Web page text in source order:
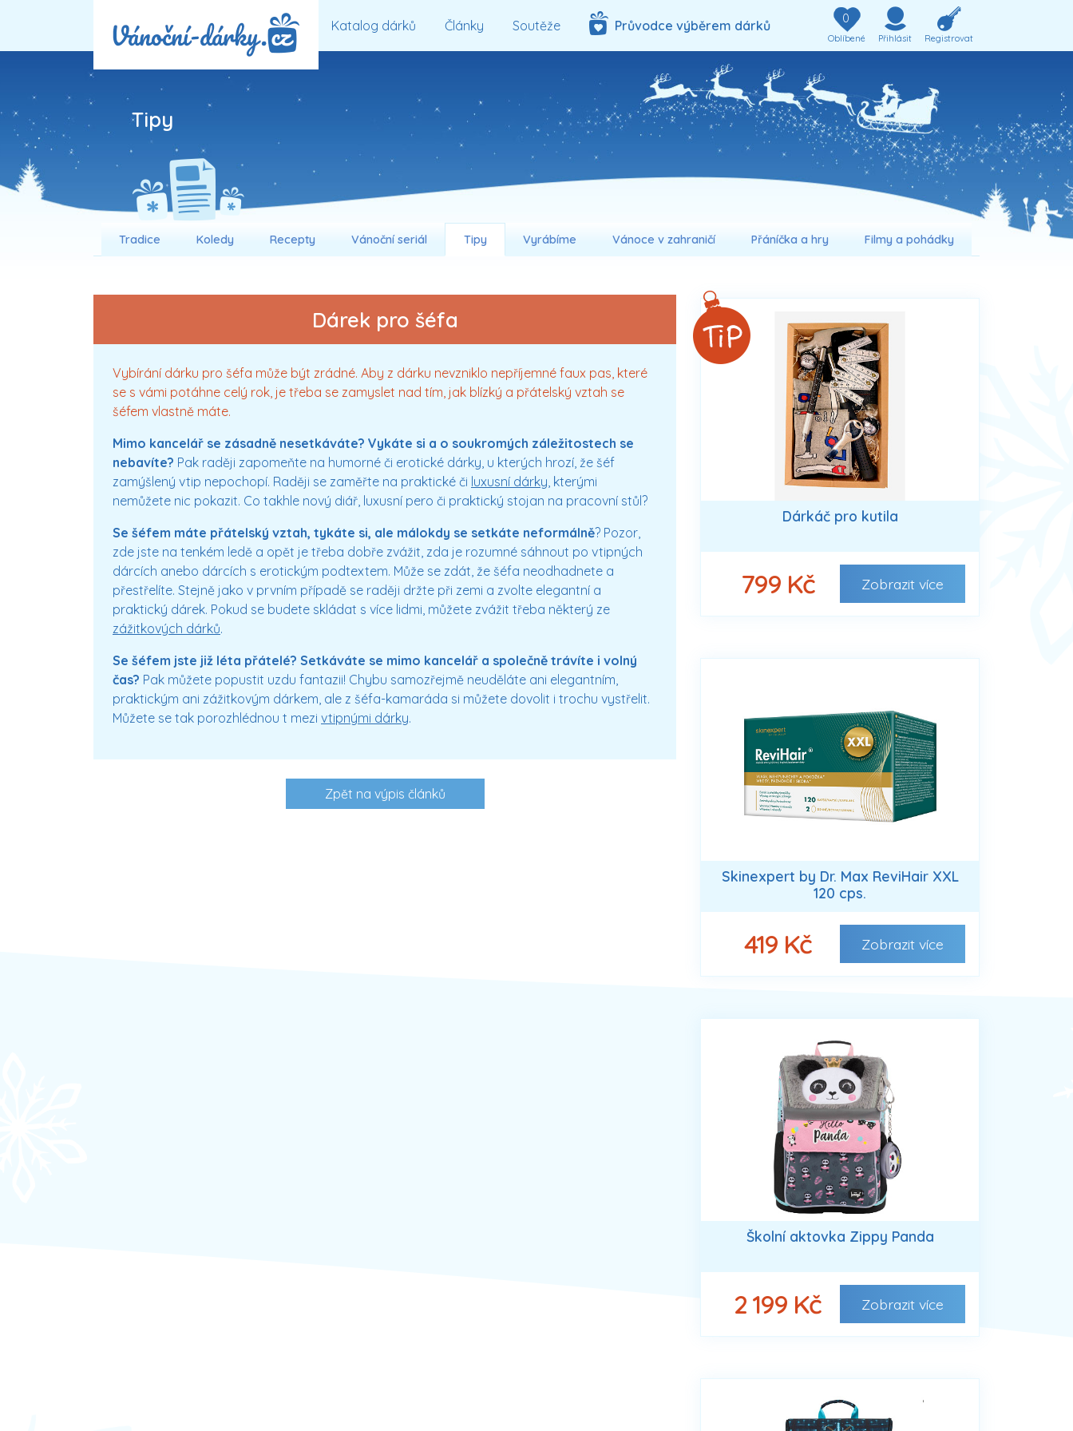
Katalog dárků Články Soutěže Průvodce výběrem dárků 0
Oblíbené Přihlásit Registrovat
Tipy
Tradice Koledy Recepty Vánoční seriál Tipy Vyrábíme Vánoce v zahraničí Přáníčka a hry Filmy a pohádky
Dárek pro šéfa
Vybírání dárku pro šéfa může být zrádné. Aby z dárku nevzniklo nepříjemné faux pas, které
se s vámi potáhne celý rok, je třeba se zamyslet nad tím, jak blízký a přátelský vztah se
šéfem vlastně máte.
Mimo kancelář se zásadně nesetkáváte? Vykáte si a o soukromých záležitostech se
nebavíte? Pak raději zapomeňte na humorné či erotické dárky, u kterých hrozí, že šéf
zamýšlený vtip nepochopí. Raději se zaměřte na praktické či luxusní dárky , kterými
nemůžete nic pokazit. Co takhle nový diář, luxusní pero či praktický stojan na pracovní stůl?
Se šéfem máte přátelský vztah, tykáte si, ale málokdy se setkáte neformálně? Pozor,
zde jste na tenkém ledě a opět je třeba dobře zvážit, zda je rozumné sáhnout po vtipných
dárcích anebo dárcích s erotickým podtextem. Může se zdát, že šéfa neodhadnete a
přestřelíte. Stejně jako v prvním případě se raději držte při zemi a zvolte elegantní a
praktický dárek. Pokud se budete skládat s více lidmi, můžete zvážit třeba některý ze
zážitkových dárků.
Se šéfem jste již léta přátelé? Setkáváte se mimo kancelář a společně trávíte i volný
čas? Pak můžete popustit uzdu fantazii! Chybu samozřejmě neuděláte ani elegantním,
praktickým ani zážitkovým dárkem, ale z šéfa-kamaráda si můžete dovolit i trochu vystřelit.
Můžete se tak porozhlédnou t mezi vtipnými dárky.
Zpět na výpis článků
Dárkáč pro kutila
799 Kč Zobrazit více
Skinexpert by Dr. Max ReviHair XXL
120 cps.
419 Kč Zobrazit více
Školní aktovka Zippy Panda
2 199 Kč Zobrazit více